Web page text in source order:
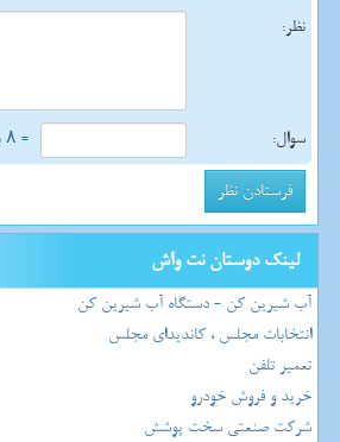
نظر:
سوال: = ۸ بعلاوه ۵
لینک دوستان نت واش
آب شیرین کن - دستگاه آب شیرین کن
انتخابات مجلس ، کاندیدای مجلس
تعمیر تلفن
خرید و فروش خودرو
شرکت صنعتی سخت پوشش